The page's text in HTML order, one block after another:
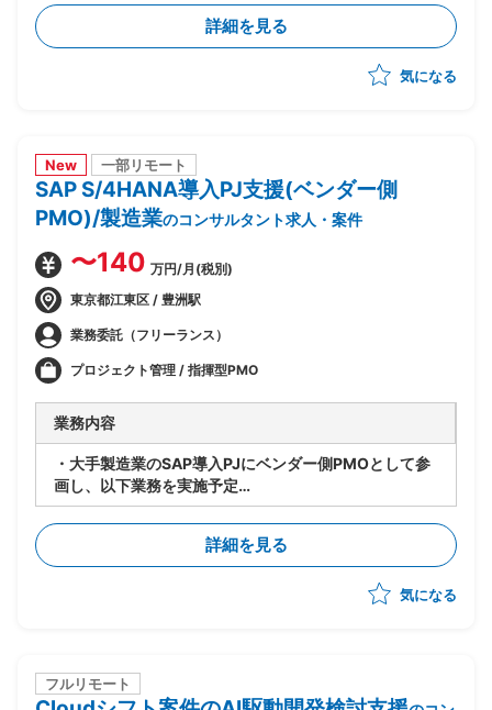
・財務会計管理および決算処理に関するコンサルティン
・固定資産管理、建設仮勘定領域の要件定義、設計支援
・SD、MM、FICOモジュール間の連携要件整理、調整
詳細を見る
気になる
New 一部リモート
SAP S/4HANA導入PJ支援(ベンダー側
PMO)/製造業のコンサルタント求人・案件
〜140 万円/月(税別)
東京都江東区 / 豊洲駅
業務委託（フリーランス）
プロジェクト管理 / 指揮型PMO
業務内容
・大手製造業のSAP導入PJにベンダー側PMOとして参
画し、以下業務を実施予定
・PJ規模は500人月以上
-進捗/品質/課題管理
-リカバリー時の要因分析/リカバリープランの策定
-各種ドキュメントの作成
詳細を見る
気になる
フルリモート